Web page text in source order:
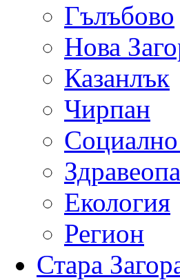
Гълъбово
Нова
Казанлък
Чирпан
Социално
Екология
Регион
Стара